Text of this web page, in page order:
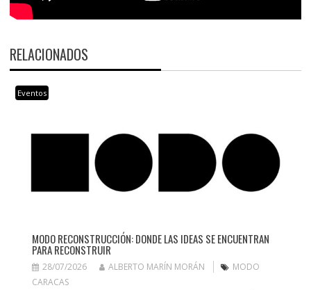
RELACIONADOS
Eventos
MODO RECONSTRUCCIÓN: DONDE LAS IDEAS SE ENCUENTRAN
PARA RECONSTRUIR
28/07/2026 ALBERTO MARÍN MORÁN
MODO
CARACAS